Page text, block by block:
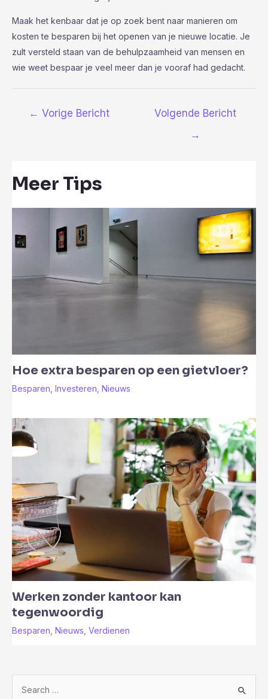
Maak het kenbaar dat je op zoek bent naar manieren om
kosten te besparen bij het openen van je nieuwe locatie. Je
zult versteld staan van de behulpzaamheid van mensen en
wie weet bespaar je veel meer dan je vooraf had gedacht.
← Vorige Bericht
Volgende Bericht
→
Meer Tips
Hoe extra besparen op een gietvloer?
Besparen Investeren Nieuws
Werken zonder kantoor kan
tegenwoordig
Besparen Nieuws Verdienen